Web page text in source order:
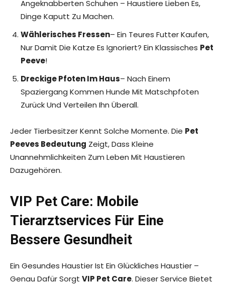
Angeknabberten Schuhen – Haustiere Lieben Es,
Dinge Kaputt Zu Machen.
Wählerisches Fressen– Ein Teures Futter Kaufen,
Nur Damit Die Katze Es Ignoriert? Ein Klassisches Pet
Peeve!
Dreckige Pfoten Im Haus– Nach Einem
Spaziergang Kommen Hunde Mit Matschpfoten
Zurück Und Verteilen Ihn Überall.
Jeder Tierbesitzer Kennt Solche Momente. Die Pet
Peeves Bedeutung Zeigt, Dass Kleine
Unannehmlichkeiten Zum Leben Mit Haustieren
Dazugehören.
VIP Pet Care: Mobile
Tierarztservices Für Eine
Bessere Gesundheit
Ein Gesundes Haustier Ist Ein Glückliches Haustier –
Genau Dafür Sorgt VIP Pet Care. Dieser Service Bietet